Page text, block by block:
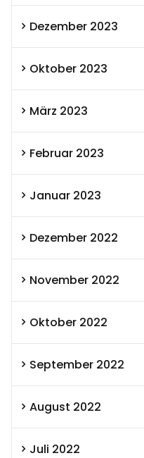
Dezember 2023
Oktober 2023
März 2023
Februar 2023
Januar 2023
Dezember 2022
November 2022
Oktober 2022
September 2022
August 2022
Juli 2022